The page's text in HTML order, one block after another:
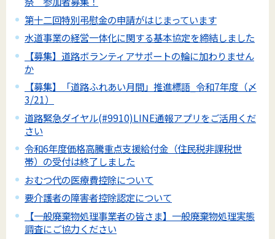
第十二回特別弔慰金の申請がはじまっています
水道事業の経営一体化に関する基本協定を締結しました
【募集】道路ボランティアサポートの輪に加わりません
か
【募集】「道路ふれあい月間」推進標語_令和7年度（〆
3/21）
道路緊急ダイヤル(#9910)LINE通報アプリをご活用くだ
さい
令和6年度価格高騰重点支援給付金（住民税非課税世
帯）の受付は終了しました
おむつ代の医療費控除について
要介護者の障害者控除認定について
【一般廃棄物処理事業者の皆さま】一般廃棄物処理実態
調査にご協力ください